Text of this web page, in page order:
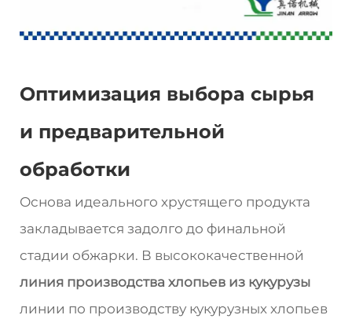
Оптимизация выбора сырья
и предварительной
обработки
Основа идеального хрустящего продукта
закладывается задолго до финальной
стадии обжарки. В высококачественной
линия производства хлопьев из кукурузы
линии по производству кукурузных хлопьев